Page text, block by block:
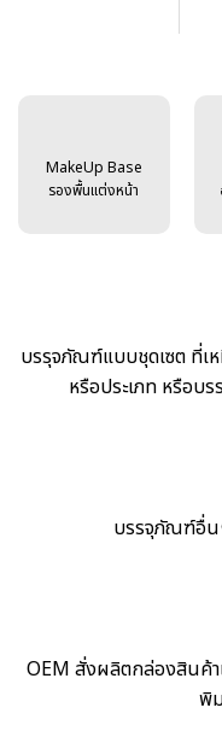
MakeUp Base
รองพื้นแต่งหน้า
บรรุจภัณฑ์แบบชุดเซต ที่เ
หรือประเภท หรือบ
บรรจุภัณฑ์อื่น
OEM สั่งผลิตกล่องสินค้า
พิ